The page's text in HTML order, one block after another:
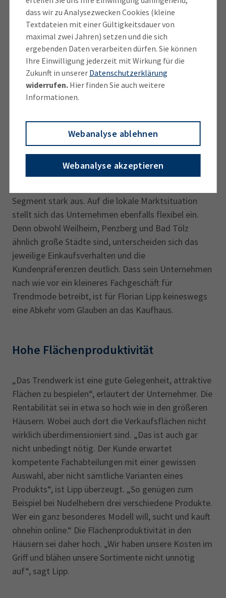
dass wir zu Analysezwecken Cookies (kleine
Textdateien mit einer Gültigkeitsdauer von
maximal zwei Jahren) setzen und die sich
ergebenden Daten verarbeiten dürfen. Sie können
Ihre Einwilligung jederzeit mit Wirkung für die
Zukunft in unserer Datenschutzerklärung
widerrufen.Hier finden Sie auch weitere
Informationen.
Webanalyse ablehnen
Webanalyse akzeptieren
wirtschaftlich richtig wehgetan“, sagt Lipp. „Vor allem
die extrem kurzfristig wechselnden Auflagen, die wir
erfüllen mussten, waren der reinste Horror.“
Grundsätzlich schätze er jedoch die
Gestaltungsspielräume, die Kaufhäuser bieten. „Es
gibt sehr viele Möglichkeiten, auf die lokalen
Kundenbedürfnisse einzugehen, indem man
ausrichtet.“
Ein Beispiel: die Haushaltswarenabteilung im
Stammhaus. Nachdem in den vergangenen Jahren in
Weilheim zwei Haushaltswarenfachgeschäfte
Segment stark aus. Auf die lokale Marktsituation
stellt sich das Unternehmen ebenfalls flexibel ein.
Denn obwohl Weilheim, Penzberg und Bad Tölz
ähnlich große Städte sind, unterscheiden sich das
jeweilige Einkaufsverhalten und die
Kundenpräferenzen deutlich. Dass sein Unternehmen
nach wie vor ein kleineres Fachgeschäft für
Trendmode betreibt, ist für Florian Lipp keineswegs
eine Abkehr vom Glauben an das Kaufhaus.
Hohe Flächenproduktivität
„Das Trendwerk ist eine gute Gelegenheit, attraktive
Flächen zu bespielen“, erläutert der Unternehmer. Die
Rentabilität sei in etwa so hoch wie in den größeren
Häusern. Wobei auch dort die Verkaufsflächen nicht
wirklich überdimensioniert sind. „Das ist auch gar
nicht unbedingt nötig. Der Kunde erwartet
kompetente Fachabteilungen mit einer gewissen
Auswahl, aber nicht sämtliche Varianten eines
Produkts“, ist Lipp überzeugt. „So genügen zum
Beispiel bei Nudelhebern drei verschiedene Produkte.
Wer ein ganz besonderes Modell will, sucht und kauft
ohnehin online.“ Die Flächenproduktivität in den
Häusern sei daher hoch. „Wir haben unsere Kosten im
Griff und blähen unsere Sortimente nicht unnötig
auf“, sagt Lipp.